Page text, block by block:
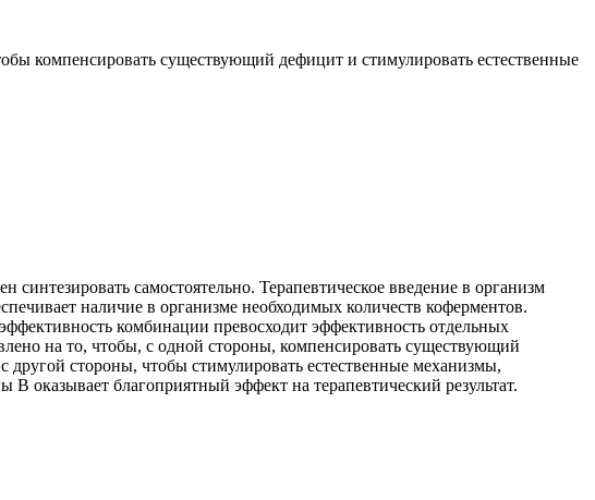
компенсировать существующий дефицит и стимулировать естественные
самостоятельно. Терапевтическое введение в организм
наличие в организме необходимых количеств коферментов.
комбинации превосходит эффективность отдельных
на то, чтобы, с одной стороны, компенсировать существующий
стороны, чтобы стимулировать естественные механизмы,
оказывает благоприятный эффект на терапевтический результат.